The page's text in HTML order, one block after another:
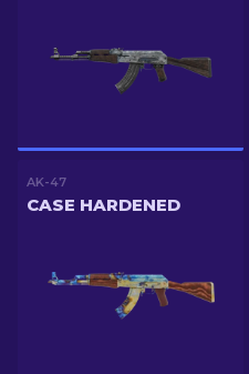
AK-47
CASE HARDENED